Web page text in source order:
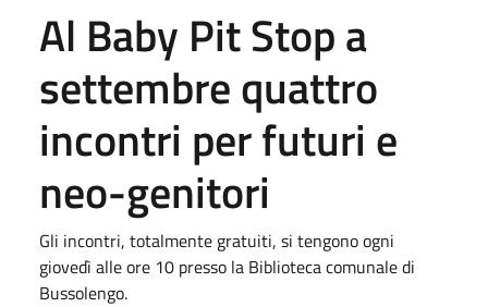
Al Baby Pit Stop a
settembre quattro
incontri per futuri e
neo-genitori
Gli incontri, totalmente gratuiti, si tengono ogni
giovedì alle ore 10 presso la Biblioteca comunale di
Bussolengo.